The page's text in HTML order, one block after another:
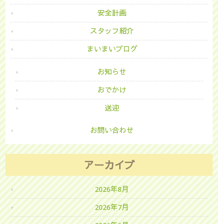
安全計画
スタッフ紹介
まいまいブログ
お知らせ
おでかけ
送迎
お問い合わせ
アーカイブ
2026年8月
2026年7月